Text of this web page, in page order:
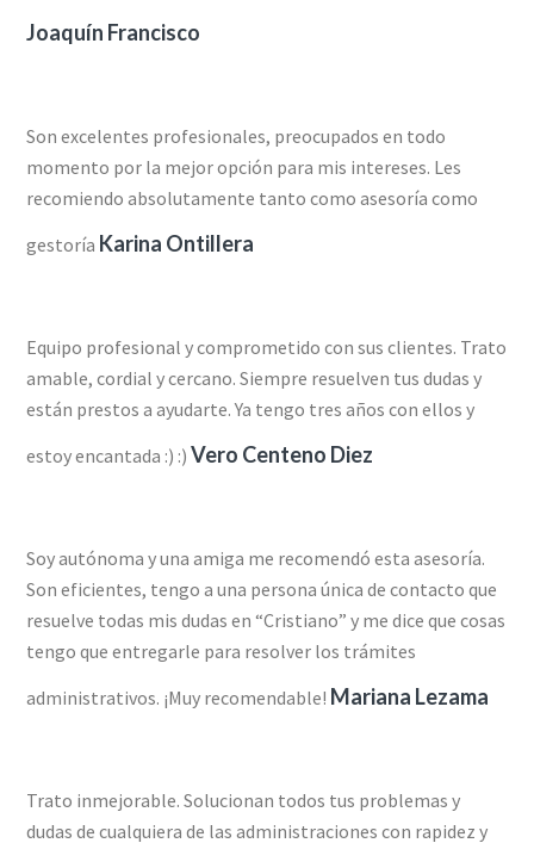
Joaquín Francisco
Son excelentes profesionales, preocupados en todo
momento por la mejor opción para mis intereses. Les
recomiendo absolutamente tanto como asesoría como
gestoría Karina Ontillera
Equipo profesional y comprometido con sus clientes. Trato
amable, cordial y cercano. Siempre resuelven tus dudas y
están prestos a ayudarte. Ya tengo tres años con ellos y
estoy encantada :) :)Vero Centeno Diez
Soy autónoma y una amiga me recomendó esta asesoría.
Son eficientes, tengo a una persona única de contacto que
resuelve todas mis dudas en “Cristiano” y me dice que cosas
tengo que entregarle para resolver los trámites
administrativos. ¡Muy recomendable! Mariana Lezama
Trato inmejorable. Solucionan todos tus problemas y
dudas de cualquiera de las administraciones con rapidez y